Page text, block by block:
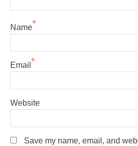
Name*
Email *
Website
Save my name, email, and